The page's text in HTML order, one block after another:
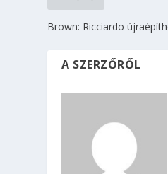
Brown: Ricciardo
A SZERZŐRŐL